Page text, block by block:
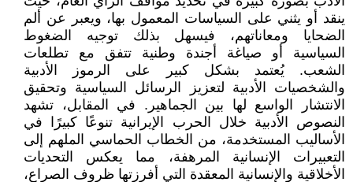
ينقد أو يثني على السياسات المعمول بها، ويعبر عن ألم
الضحايا ومعاناتهم، فيسهل بذلك توجيه الضغوط
السياسية أو صياغة أجندة وطنية تتفق مع تطلعات
الشعب. يُعتمد بشكل كبير على الرموز الأدبية
والشخصيات الأدبية لتعزيز الرسائل السياسية وتحقيق
الانتشار الواسع لها بين الجماهير. في المقابل، تشهد
النصوص الأدبية خلال الحرب الإيرانية تنوعًا كبيرًا في
الأساليب المستخدمة، من الخطاب الحماسي الملهم إلى
التعبيرات الإنسانية المرهفة، مما يعكس التحديات
الأخلاقية والإنسانية المعقدة التي أفرزتها ظروف الصراع،